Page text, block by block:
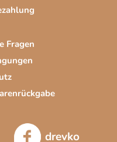
Fragen
drevko